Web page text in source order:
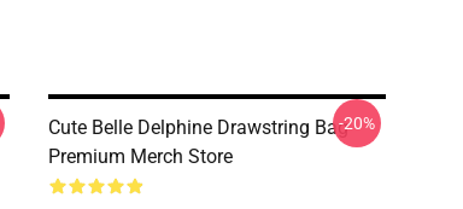
Cute Belle Delphine Drawstring Bag
Premium Merch Store
-20%